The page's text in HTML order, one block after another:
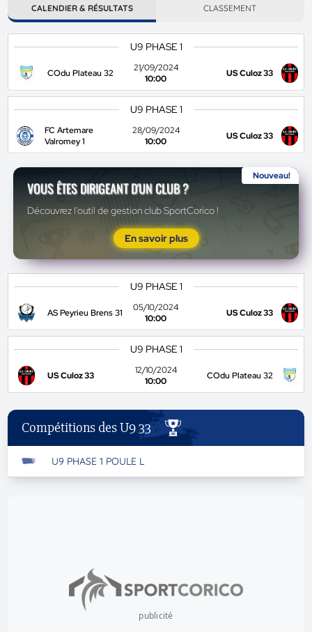
CALENDIER & RÉSULTATS CLASSEMENT
U9 PHASE 1
COdu Plateau 32
21/09/2024
10:00
US Culoz 33
U9 PHASE 1
FC Artemare
Valromey 1
28/09/2024
10:00
US Culoz 33
Nouveau!
VOUS ÊTES DIRIGEANT D'UN CLUB ?
Découvrez l'outil de gestion club SportCorico !
En savoir plus
U9 PHASE 1
AS Peyrieu Brens 31
05/10/2024
10:00
US Culoz 33
U9 PHASE 1
US Culoz 33
12/10/2024
10:00
COdu Plateau 32
Compétitions des U9 33
U9 PHASE 1 POULE L